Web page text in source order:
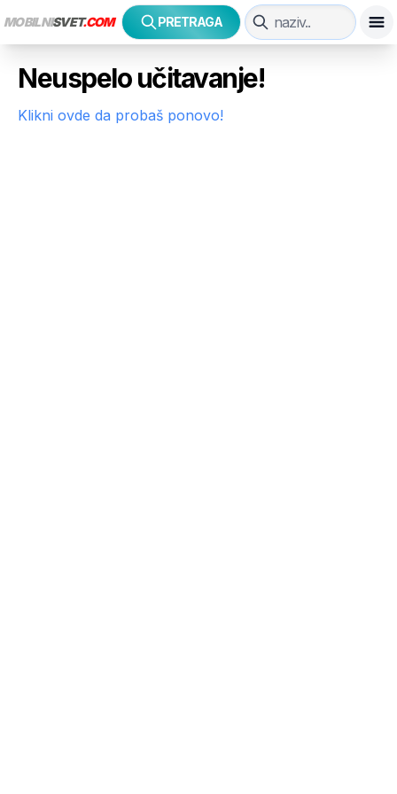
MOBILNISVET.COM PRETRAGA
Neuspelo učitavanje!
Klikni ovde da probaš ponovo!